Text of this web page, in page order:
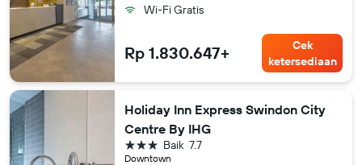
Wi-Fi Gratis
Rp 1.830.647+
Cek
ketersediaan
Holiday Inn Express Swindon City
Centre By IHG
Downtown
7.7
Baik
bintang 3